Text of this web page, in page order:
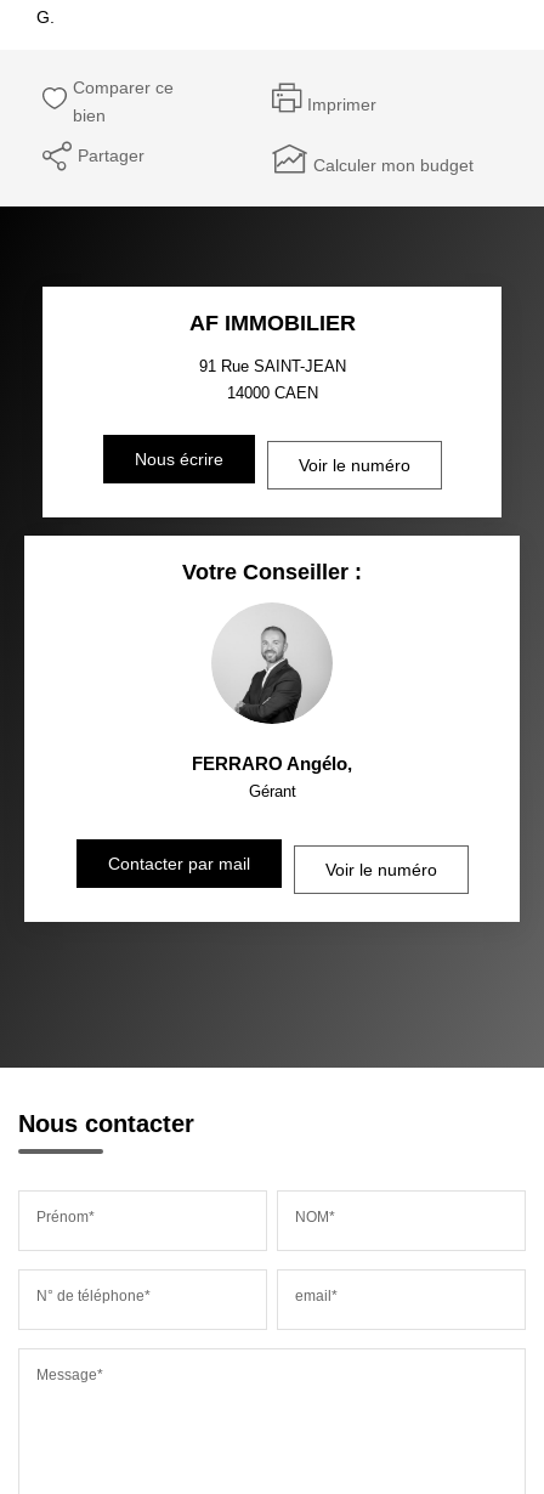
G.
Comparer ce
bien
Imprimer
Partager Calculer mon budget
AF IMMOBILIER
91 Rue SAINT-JEAN
14000 CAEN
Nous écrire Voir le numéro
Votre Conseiller :
FERRARO Angélo,
Gérant
Contacter par mail Voir le numéro
Nous contacter
Prénom* NOM*
N° de téléphone* email*
Message*